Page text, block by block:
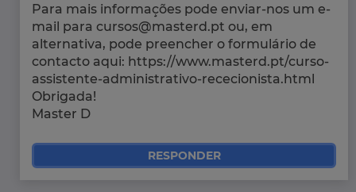
Para mais informações pode enviar-nos um e-
mail para cursos@masterd.pt ou, em
alternativa, pode preencher o formulário de
contacto aqui: https://www.masterd.pt/curso-
assistente-administrativo-rececionista.html
Obrigada!
Master D
RESPONDER